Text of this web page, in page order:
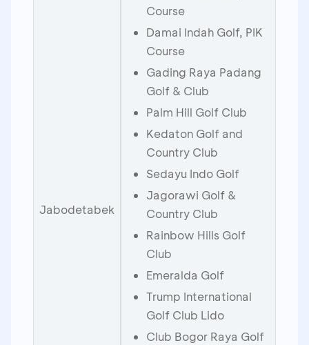
Jabodetabek
Course
Damai Indah Golf, PIK
Course
Gading Raya Padang
Golf & Club
Palm Hill Golf Club
Kedaton Golf and
Country Club
Sedayu Indo Golf
Jagorawi Golf &
Country Club
Rainbow Hills Golf
Club
Emeralda Golf
Trump International
Golf Club Lido
Club Bogor Raya Golf